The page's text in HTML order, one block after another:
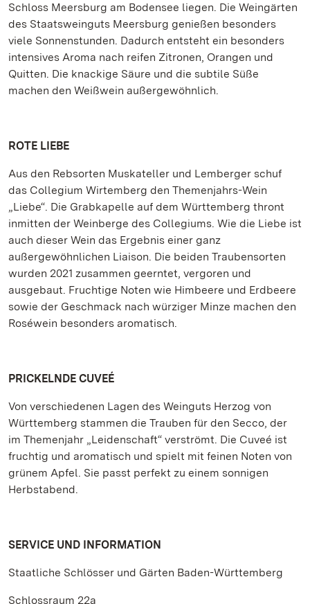
Schloss Meersburg am Bodensee liegen. Die Weingärten
des Staatsweinguts Meersburg genießen besonders
viele Sonnenstunden. Dadurch entsteht ein besonders
intensives Aroma nach reifen Zitronen, Orangen und
Quitten. Die knackige Säure und die subtile Süße
machen den Weißwein außergewöhnlich.
ROTE LIEBE
Aus den Rebsorten Muskateller und Lemberger schuf
das Collegium Wirtemberg den Themenjahrs-Wein
„Liebe“. Die Grabkapelle auf dem Württemberg thront
inmitten der Weinberge des Collegiums. Wie die Liebe ist
auch dieser Wein das Ergebnis einer ganz
außergewöhnlichen Liaison. Die beiden Traubensorten
wurden 2021 zusammen geerntet, vergoren und
ausgebaut. Fruchtige Noten wie Himbeere und Erdbeere
sowie der Geschmack nach würziger Minze machen den
Roséwein besonders aromatisch.
PRICKELNDE CUVEÉ
Von verschiedenen Lagen des Weinguts Herzog von
Württemberg stammen die Trauben für den Secco, der
im Themenjahr „Leidenschaft“ verströmt. Die Cuveé ist
fruchtig und aromatisch und spielt mit feinen Noten von
grünem Apfel. Sie passt perfekt zu einem sonnigen
Herbstabend.
SERVICE UND INFORMATION
Staatliche Schlösser und Gärten Baden-Württemberg
Schlossraum 22a